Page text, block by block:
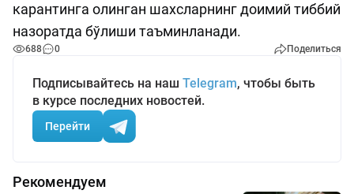
карантинга олинган шахсларнинг доимий тиббий
назоратда бўлиши таъминланади.
688 0 Поделиться
Подписывайтесь на наш Telegram, чтобы быть
в курсе последних новостей.
Перейти
Рекомендуем